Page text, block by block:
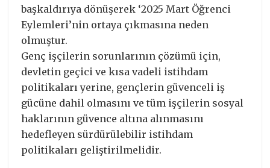
başkaldırıya dönüşerek ‘2025 Mart Öğrenci
Eylemleri’nin ortaya çıkmasına neden
olmuştur.
Genç işçilerin sorunlarının çözümü için,
devletin geçici ve kısa vadeli istihdam
politikaları yerine, gençlerin güvenceli iş
gücüne dahil olmasını ve tüm işçilerin sosyal
haklarının güvence altına alınmasını
hedefleyen sürdürülebilir istihdam
politikaları geliştirilmelidir.